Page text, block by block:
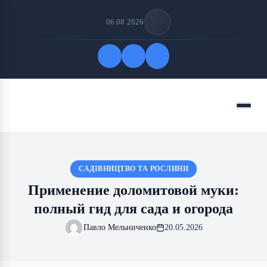
06.08.2026
Меню
САДІВНИЦТВО ТА РОСЛИНИ
Применение доломитовой муки:
полный гид для сада и огорода
Павло Мельниченко 20.05.2026